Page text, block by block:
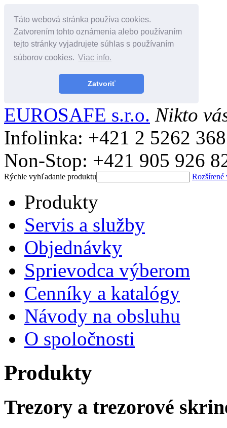
Táto webová stránka používa cookies.
Zatvorením tohto oznámenia alebo používaním
tejto stránky vyjadrujete súhlas s používaním
súborov cookies. Viac info.
Zatvoriť
EUROSAFE s.r.o. Nikto
Infolinka: +421 2 5262
Non-Stop: +421 905 926
Rýchle vyhľadanie produktu
Produkty
Servis a služby
Objednávky
Sprievodca výberom
Cenníky a katalógy
Návody na obsluhu
O spoločnosti
Produkty
Trezory a trezorové